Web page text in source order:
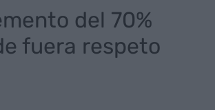
del 70%
fuera respeto